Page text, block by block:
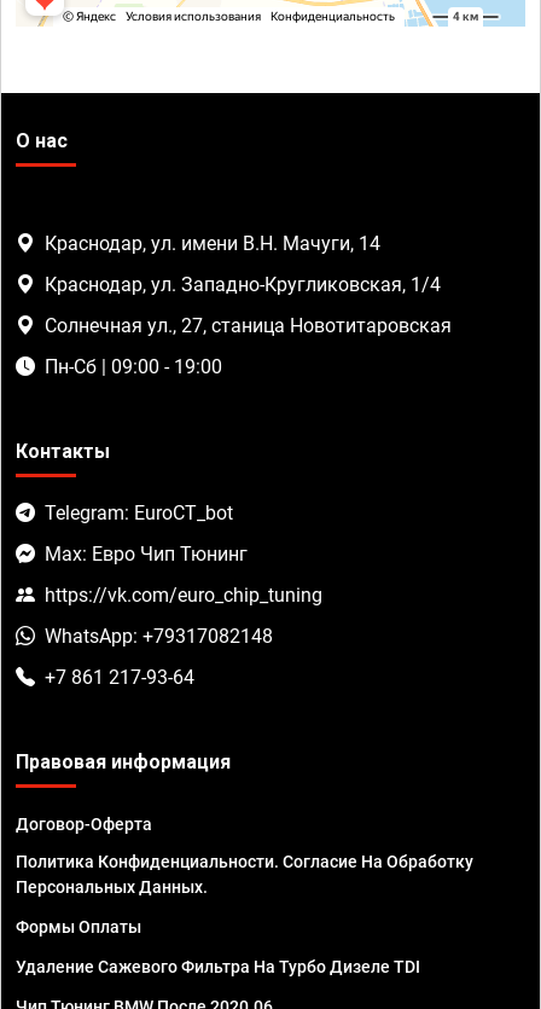
О нас
Краснодар, ул. имени В.Н. Мачуги, 14
Краснодар, ул. Западно-Кругликовская, 1/4
Солнечная ул., 27, станица Новотитаровская
Пн-Сб | 09:00 - 19:00
Контакты
Telegram: EuroCT_bot
Max: Евро Чип Тюнинг
https://vk.com/euro_chip_tuning
WhatsApp: +79317082148
+7 861 217-93-64
Правовая информация
Договор-Оферта
Политика Конфиденциальности. Согласие На Обработку
Персональных Данных.
Формы Оплаты
Удаление Сажевого Фильтра На Турбо Дизеле TDI